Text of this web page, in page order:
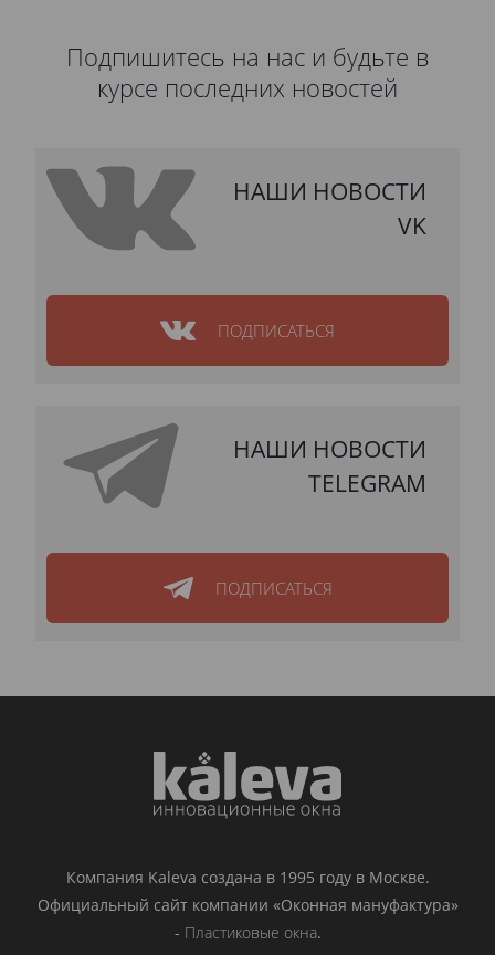
Подпишитесь на нас и будьте в
курсе последних новостей
НАШИ НОВОСТИ
VK
ПОДПИСАТЬСЯ
НАШИ НОВОСТИ
TELEGRAM
ПОДПИСАТЬСЯ
Компания Kaleva создана в 1995 году в Москве.
Официальный сайт компании «Оконная мануфактура»
- Пластиковые окна.